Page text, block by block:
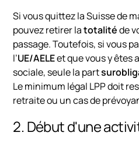
Si vous quittez la Suisse de
pouvez retirer latotalitéde
passage. Toutefois, si vous
l’UE/AELEet que vous y êtes
sociale, seule la part
Le minimum légal LPP doit
retraite ou un cas de
2. Début d'une